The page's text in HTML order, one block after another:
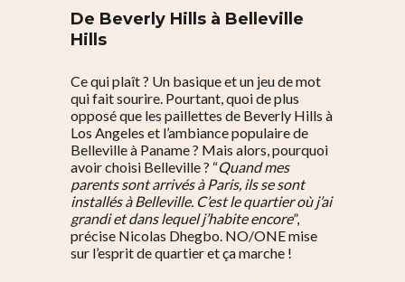
De Beverly Hills à Belleville
Hills
Ce qui plaît ? Un basique et un jeu de mot
qui fait sourire. Pourtant, quoi de plus
opposé que les paillettes de Beverly Hills à
Los Angeles et l’ambiance populaire de
Belleville à Paname ? Mais alors, pourquoi
avoir choisi Belleville ? “Quand mes
parents sont arrivés à Paris, ils se sont
installés à Belleville. C’est le quartier où j’ai
grandi et dans lequel j’habite encore”,
précise Nicolas Dhegbo. NO/ONE mise
sur l’esprit de quartier et ça marche !